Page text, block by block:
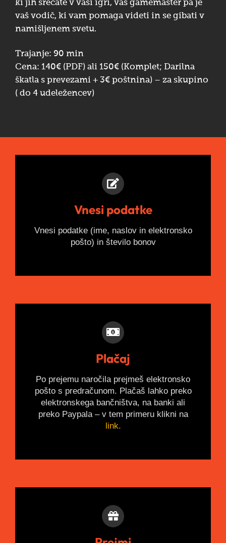
ki jih srečate v vaši igri, vaš gamemaster pa je
vaš vodič, ki vam pomaga videti in se gibati v
namišljenem svetu.
Trajanje: 90 min
Cena: 140€ (PDF) ali 150€ (Komplet; Darilna
škatla s prevezami + 3€ poštnina) – za skupino
( do 4 udeležencev)
Vnesi podatke
Vnesi podatke (ime, naslov in elektronsko
pošto) in število bonov
Plačaj
Po prejemu naročila prejmeš elektronsko
pošto s predračunom. Plačaš lahko preko
elektronskega bančništva, na banki ali
preko Paypala – v tem primeru klikni na
link.